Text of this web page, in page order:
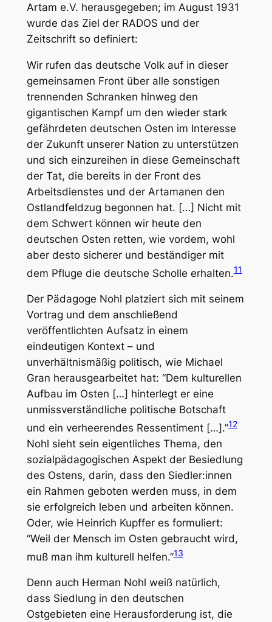
Artam e.V. herausgegeben; im August 1931
wurde das Ziel der RADOS und der
Zeitschrift so definiert:
Wir rufen das deutsche Volk auf in dieser
gemeinsamen Front über alle sonstigen
trennenden Schranken hinweg den
gigantischen Kampf um den wieder stark
gefährdeten deutschen Osten im Interesse
der Zukunft unserer Nation zu unterstützen
und sich einzureihen in diese Gemeinschaft
der Tat, die bereits in der Front des
Arbeitsdienstes und der Artamanen den
Ostlandfeldzug begonnen hat. […] Nicht mit
dem Schwert können wir heute den
deutschen Osten retten, wie vordem, wohl
aber desto sicherer und beständiger mit
dem Pfluge die deutsche Scholle erhalten.11
Der Pädagoge Nohl platziert sich mit seinem
Vortrag und dem anschließend
veröffentlichten Aufsatz in einem
eindeutigen Kontext – und
unverhältnismäßig politisch, wie Michael
Gran herausgearbeitet hat: “Dem kulturellen
Aufbau im Osten […] hinterlegt er eine
unmissverständliche politische Botschaft
und ein verheerendes Ressentiment […].”12
Nohl sieht sein eigentliches Thema, den
sozialpädagogischen Aspekt der Besiedlung
des Ostens, darin, dass den Siedler:innen
ein Rahmen geboten werden muss, in dem
sie erfolgreich leben und arbeiten können.
Oder, wie Heinrich Kupffer es formuliert:
“Weil der Mensch im Osten gebraucht wird,
muß man ihm kulturell helfen.”13
Denn auch Herman Nohl weiß natürlich,
dass Siedlung in den deutschen
Ostgebieten eine Herausforderung ist, die